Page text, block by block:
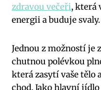
zdravou večeři, která
energii a buduje svaly.
Jednou z možností je
chutnou polévkou
která zasytí vaše tělo
chod. Jako hlavní